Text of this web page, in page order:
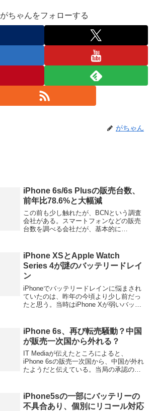
がちゃんをフォローする
がちゃん
iPhone 6s/6s Plusの販売台数、
前年比78.6%と大幅減
この前も少し触れたが、BCNという調査
会社がある。スマートフォンなどの販売
台数を調べる会社だが、基本的に
少々信頼性が置けないが、それでもある
程度の目安にはな...
iPhone XSとApple Watch
Series 4が謎のバッテリードレイ
ン
iPhoneでバッテリードレインに悩まされ
ていたのは、昨年の今頃より少し前だっ
たと思う。当時はiPhone Xが弱いバッテ
iPhone XSに買い換えて、バッテリード
レイ...
iPhone 6s、再び転売騒動？中国
が販売一次国から外れる？
IT Mediaが伝えたところによると、
iPhone 6sの販売一次国から、中国が外れ
たようだと伝えている。当局の承認の問
9/18予約開始、9/25発売と、一週間...
iPhone5sの一部にバッテリーの
不具合あり、個別にリコール対応